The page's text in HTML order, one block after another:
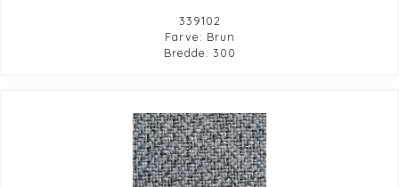
339102
Farve: Brun
Bredde: 300